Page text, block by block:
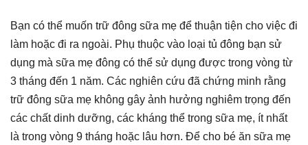
Bạn có thể muốn trữ đông sữa mẹ để thuận tiện cho việc đi
làm hoặc đi ra ngoài. Phụ thuộc vào loại tủ đông bạn sử
dụng mà sữa mẹ đông có thể sử dụng được trong vòng từ
3 tháng đến 1 năm. Các nghiên cứu đã chứng minh rằng
trữ đông sữa mẹ không gây ảnh hưởng nghiêm trọng đến
các chất dinh dưỡng, các kháng thể trong sữa mẹ, ít nhất
là trong vòng 9 tháng hoặc lâu hơn. Để cho bé ăn sữa mẹ